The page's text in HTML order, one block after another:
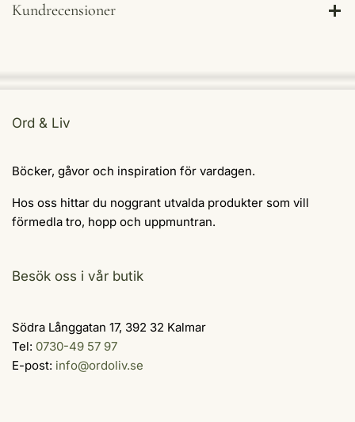
Kundrecensioner
Ord & Liv
Böcker, gåvor och inspiration för vardagen.
Hos oss hittar du noggrant utvalda produkter som vill
förmedla tro, hopp och uppmuntran.
Besök oss i vår butik
Södra Långgatan 17, 392 32 Kalmar
Tel: 0730-49 57 97
E-post: info@ordoliv.se